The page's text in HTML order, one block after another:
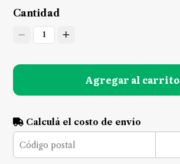
Cantidad
1
Agregar al carrito
Calculá el costo de envío